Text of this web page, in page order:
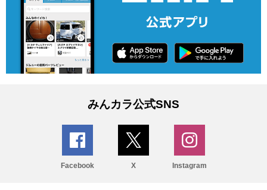
みんカラ公式SNS
Facebook X Instagram